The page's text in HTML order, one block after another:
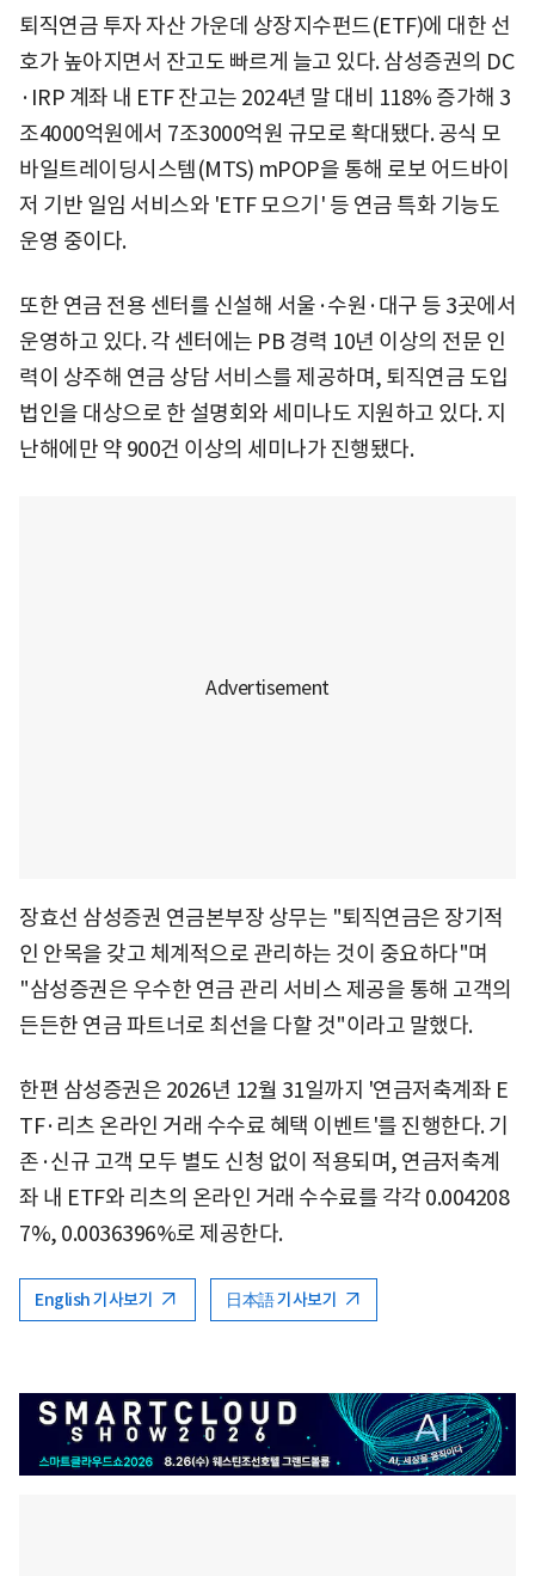
퇴직연금 투자 자산 가운데 상장지수펀드(ETF)에 대한 선
호가 높아지면서 잔고도 빠르게 늘고 있다. 삼성증권의 DC
·IRP 계좌 내 ETF 잔고는 2024년 말 대비 118% 증가해 3
조4000억원에서 7조3000억원 규모로 확대됐다. 공식 모
바일트레이딩시스템(MTS) mPOP을 통해 로보 어드바이
저 기반 일임 서비스와 'ETF 모으기' 등 연금 특화 기능도
운영 중이다.
또한 연금 전용 센터를 신설해 서울·수원·대구 등 3곳에서
운영하고 있다. 각 센터에는 PB 경력 10년 이상의 전문 인
력이 상주해 연금 상담 서비스를 제공하며, 퇴직연금 도입
법인을 대상으로 한 설명회와 세미나도 지원하고 있다. 지
난해에만 약 900건 이상의 세미나가 진행됐다.
장효선 삼성증권 연금본부장 상무는 "퇴직연금은 장기적
인 안목을 갖고 체계적으로 관리하는 것이 중요하다"며
"삼성증권은 우수한 연금 관리 서비스 제공을 통해 고객의
든든한 연금 파트너로 최선을 다할 것"이라고 말했다.
한편 삼성증권은 2026년 12월 31일까지 '연금저축계좌 E
TF·리츠 온라인 거래 수수료 혜택 이벤트'를 진행한다. 기
존·신규 고객 모두 별도 신청 없이 적용되며, 연금저축계
좌 내 ETF와 리츠의 온라인 거래 수수료를 각각 0.004208
7%, 0.0036396%로 제공한다.
English 기사보기 日本語 기사보기